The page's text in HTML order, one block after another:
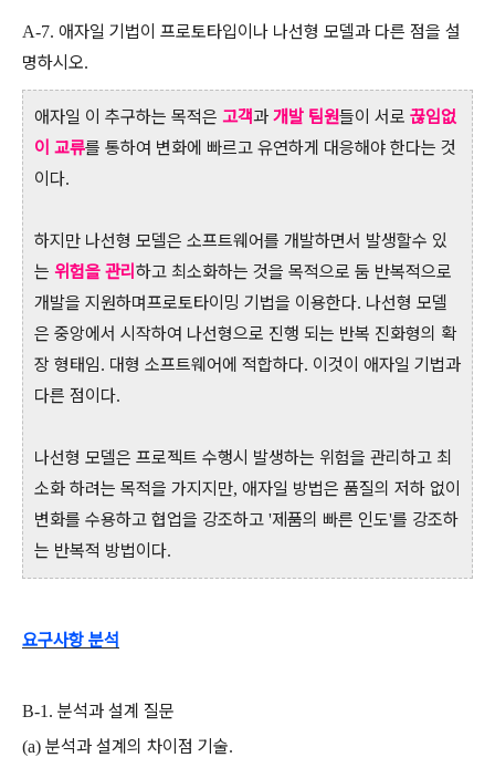
A-7. 애자일 기법이 프로토타입이나 나선형 모델과 다른 점을 설
명하시오.
애자일 이 추구하는 목적은 고객과 개발 팀원들이 서로 끊임없
이 교류를 통하여 변화에 빠르고 유연하게 대응해야 한다는 것
이다.
하지만 나선형 모델은 소프트웨어를 개발하면서 발생할수 있
는 위험을 관리 하고 최소화하는 것을 목적으로 둠 반복적으로
개발을 지원하며프로토타이밍 기법을 이용한다. 나선형 모델
은 중앙에서 시작하여 나선형으로 진행 되는 반복 진화형의 확
장 형태임. 대형 소프트웨어에 적합하다. 이것이 애자일 기법과
다른 점이다.
나선형 모델은 프로젝트 수행시 발생하는 위험을 관리하고 최
소화 하려는 목적을 가지지만, 애자일 방법은 품질의 저하 없이
변화를 수용하고 협업을 강조하고 '제품의 빠른 인도'를 강조하
는 반복적 방법이다.
요구사항 분석
B-1. 분석과 설계 질문
(a) 분석과 설계의 차이점 기술.